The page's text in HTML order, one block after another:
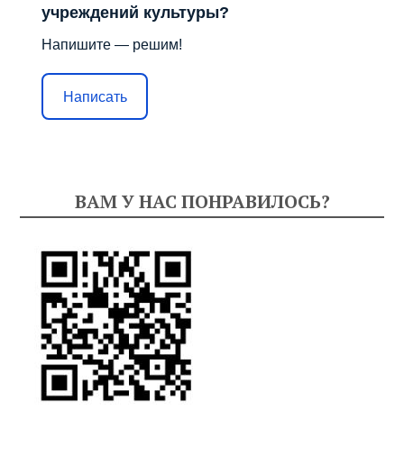
учреждений культуры?
Напишите — решим!
Написать
ВАМ У НАС ПОНРАВИЛОСЬ?